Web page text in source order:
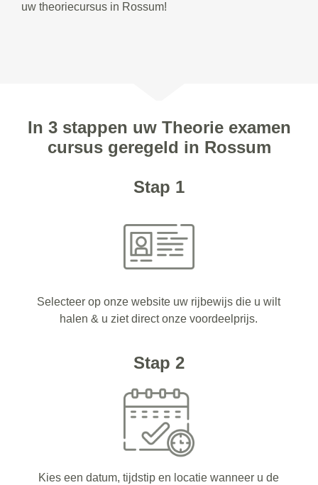
uw theoriecursus in Rossum!
In 3 stappen uw Theorie examen
cursus geregeld in Rossum
Stap 1
Selecteer op onze website uw rijbewijs die u wilt
halen & u ziet direct onze voordeelprijs.
Stap 2
Kies een datum, tijdstip en locatie wanneer u de